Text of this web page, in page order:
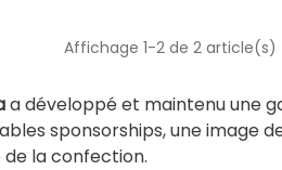
Affichage 1-2 de 2 article(s)
a développé et maintenu une
sponsorships, une
de la confection.